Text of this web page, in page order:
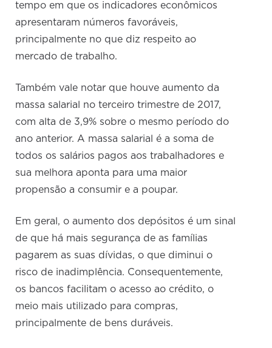
tempo em que os indicadores econômicos
apresentaram números favoráveis,
principalmente no que diz respeito ao
mercado de trabalho.
Também vale notar que houve aumento da
massa salarial no terceiro trimestre de 2017,
com alta de 3,9% sobre o mesmo período do
ano anterior. A massa salarial é a soma de
todos os salários pagos aos trabalhadores e
sua melhora aponta para uma maior
propensão a consumir e a poupar.
Em geral, o aumento dos depósitos é um sinal
de que há mais segurança de as famílias
pagarem as suas dívidas, o que diminui o
risco de inadimplência. Consequentemente,
os bancos facilitam o acesso ao crédito, o
meio mais utilizado para compras,
principalmente de bens duráveis.